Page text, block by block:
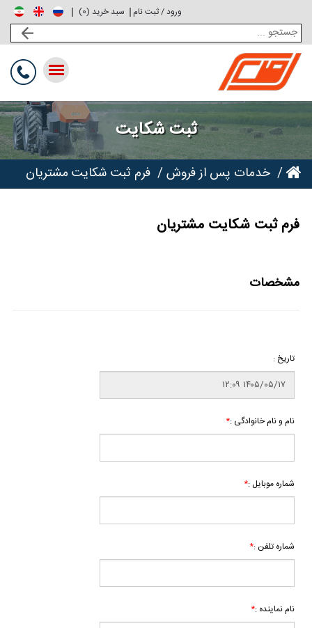
سبد خرید (0
) ورود / ثبت نام
Toggle
ثبت شکایت
خدمات پس از فروش فرم ثبت شکایت مشتریان
فرم ثبت شکایت مشتریان
مشخصات
تاریخ :
نام و نام خانوادگی :*
شماره موبایل :*
شماره تلفن :*
نام نماینده :*